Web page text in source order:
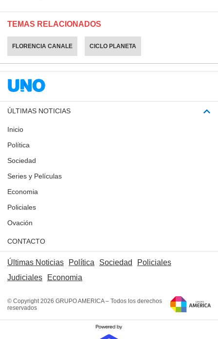
TEMAS RELACIONADOS
FLORENCIA CANALE CICLO PLANETA
ÚLTIMAS NOTICIAS
Inicio
Política
Sociedad
Series y Películas
Economia
Policiales
Ovación
CONTACTO
Últimas Noticias Política Sociedad
Policiales
Judiciales
Economia
© Copyright 2026 GRUPO AMERICA – Todos los derechos
reservados